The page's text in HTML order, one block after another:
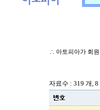
∴ 아토피아가 회
자료수 : 319 개,